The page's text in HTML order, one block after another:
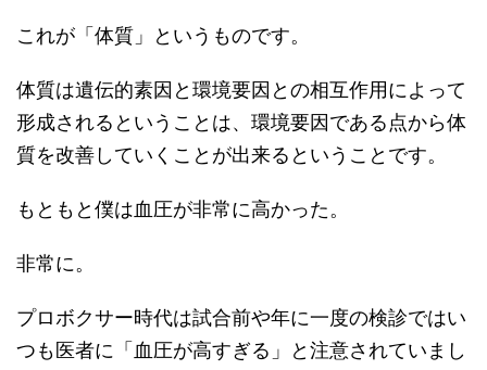
これが「体質」というものです。
体質は遺伝的素因と環境要因との相互作用によって
形成されるということは、環境要因である点から体
質を改善していくことが出来るということです。
もともと僕は血圧が非常に高かった。
非常に。
プロボクサー時代は試合前や年に一度の検診ではい
つも医者に「血圧が高すぎる」と注意されていまし